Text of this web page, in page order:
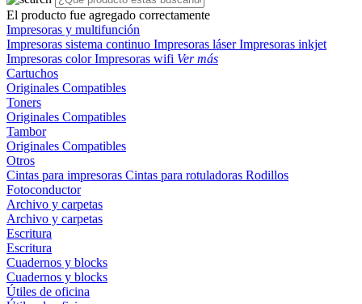
El producto fue agregado correctamente
Impresoras y multifunción
Impresoras sistema continuo Impresoras láserImpresoras inkjet
Impresoras colorImpresoras wifi Ver más
Cartuchos
Originales Compatibles
Toners
Originales Compatibles
Tambor
Originales Compatibles
Otros
Cintas para impresoras Cintas para rotuladoras Rodillos
Fotoconductor
Archivo y carpetas
Archivo y carpetas
Escritura
Escritura
Cuadernos y blocks
Cuadernos y blocks
Útiles de oficina